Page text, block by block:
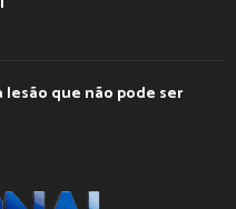
lesão que não pode ser